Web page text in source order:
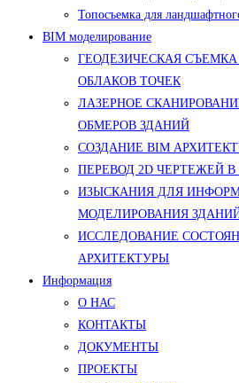
Топосъемка для
BIM моделирование
ГЕОДЕЗИЧЕСКАЯ
ОБЛАКОВ ТОЧЕК
ЛАЗЕРНОЕ
ОБМЕРОВ ЗДАНИЙ
СОЗДАНИЕ BIM
ПЕРЕВОД 2D ЧЕРТЕЖЕЙ В
ИЗЫСКАНИЯ ДЛЯ
МОДЕЛИРОВАНИЯ
ИССЛЕДОВАНИЕ
АРХИТЕКТУРЫ
Информация
О НАС
КОНТАКТЫ
ДОКУМЕНТЫ
ПРОЕКТЫ